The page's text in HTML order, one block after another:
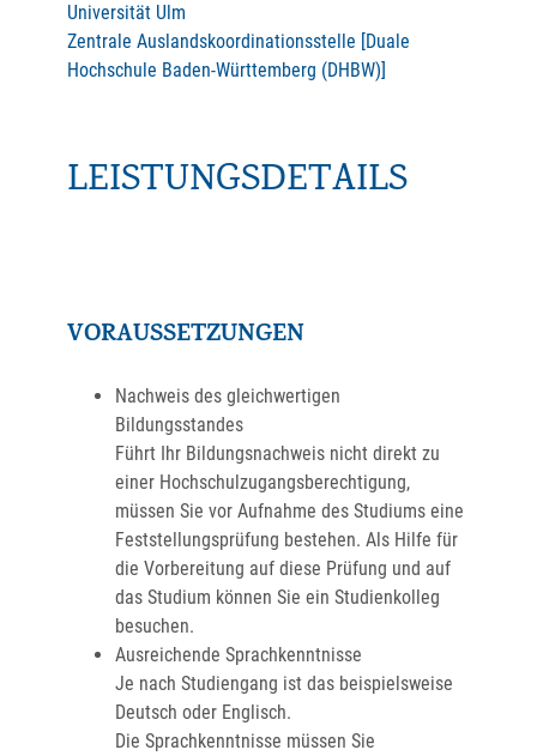
Universität Ulm
Zentrale Auslandskoordinationsstelle [Duale
Hochschule Baden-Württemberg (DHBW)]
LEISTUNGSDETAILS
VORAUSSETZUNGEN
Nachweis des gleichwertigen
Bildungsstandes
Führt Ihr Bildungsnachweis nicht direkt zu
einer Hochschulzugangsberechtigung,
müssen Sie vor Aufnahme des Studiums eine
Feststellungsprüfung bestehen. Als Hilfe für
die Vorbereitung auf diese Prüfung und auf
das Studium können Sie ein Studienkolleg
besuchen.
Ausreichende Sprachkenntnisse
Je nach Studiengang ist das beispielsweise
Deutsch oder Englisch.
Die Sprachkenntnisse müssen Sie